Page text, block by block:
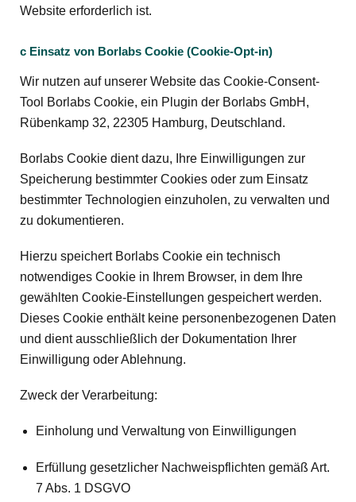
Website erforderlich ist.
c Einsatz von Borlabs Cookie (Cookie-Opt-in)
Wir nutzen auf unserer Website das Cookie-Consent-
Tool Borlabs Cookie, ein Plugin der Borlabs GmbH,
Rübenkamp 32, 22305 Hamburg, Deutschland.
Borlabs Cookie dient dazu, Ihre Einwilligungen zur
Speicherung bestimmter Cookies oder zum Einsatz
bestimmter Technologien einzuholen, zu verwalten und
zu dokumentieren.
Hierzu speichert Borlabs Cookie ein technisch
notwendiges Cookie in Ihrem Browser, in dem Ihre
gewählten Cookie-Einstellungen gespeichert werden.
Dieses Cookie enthält keine personenbezogenen Daten
und dient ausschließlich der Dokumentation Ihrer
Einwilligung oder Ablehnung.
Zweck der Verarbeitung:
Einholung und Verwaltung von Einwilligungen
Erfüllung gesetzlicher Nachweispflichten gemäß Art.
7 Abs. 1 DSGVO